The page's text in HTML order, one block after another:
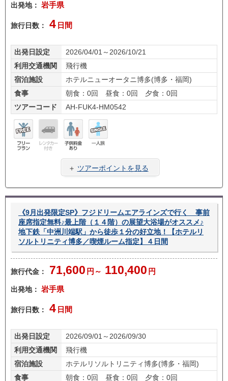
出発地： 岩手県
旅行日数： 4 日間
出発日設定
2026/04/01～2026/10/21
利用交通機関
飛行機
宿泊施設
ホテルニューオータニ博多(博多・福岡)
食事
朝食：0回 昼食：0回 夕食：0回
ツアーコード
AH-FUK4-HM0542
料金
旅
＋ ツアーポイントを見る
《9月出発限定SP》フジドリームエアラインズで行く 事前
座席指定無料♪最上階（１４階）の展望大浴場がオススメ♪
地下鉄「中洲川端駅」から徒歩１分の好立地！【ホテルリ
ソルトリニティ博多／喫煙ルーム指定】４日間
旅行代金： 71,600 円～ 110,400 円
出発地： 岩手県
旅行日数： 4 日間
出発日設定
2026/09/01～2026/09/30
利用交通機関
飛行機
宿泊施設
ホテルリソルトリニティ博多(博多・福岡)
食事
朝食：0回 昼食：0回 夕食：0回